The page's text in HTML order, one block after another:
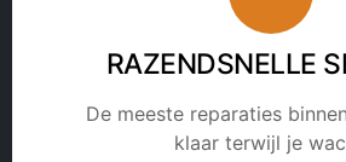
RAZENDSNELLE
De meeste reparaties
klaar terwijl je